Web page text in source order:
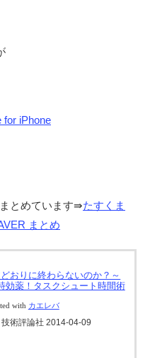
iPhone
とめています⇛たすくま
まとめ
おりに終わらないのか？～
効薬！タスクシュート時間術
with カエレバ
術評論社 2014-04-09